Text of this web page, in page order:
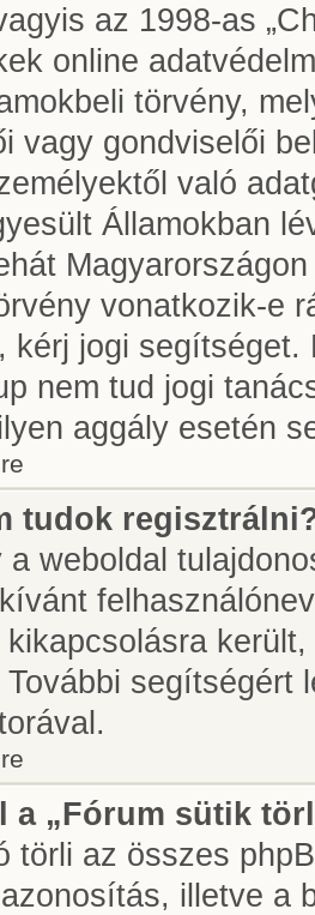
az 1998-as
online
törvény,
vagy gondviselői
való
Államokban
vonatkozik-e
kérj jogi
nem tud jogi
aggály esetén
tudok
a weboldal
segítségért
a „Fórum sütik
törli az összes
illetve a